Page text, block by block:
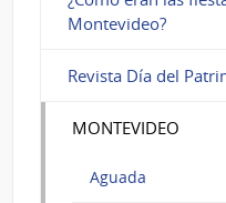
Montevideo?
Revista Día del
MONTEVIDEO
Aguada